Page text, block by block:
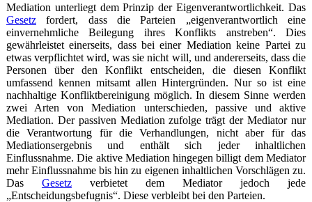
Mediation unterliegt dem Prinzip der Eigenverantwortlichkeit. Das
Gesetzfordert, dass die Parteien „eigenverantwortlich eine
einvernehmliche Beilegung ihres Konflikts anstreben“. Dies
gewährleistet einerseits, dass bei einer Mediation keine Partei zu
etwas verpflichtet wird, was sie nicht will, und andererseits, dass die
Personen über den Konflikt entscheiden, die diesen Konflikt
umfassend kennen mitsamt allen Hintergründen. Nur so ist eine
nachhaltige Konfliktbereinigung möglich. In diesem Sinne werden
zwei Arten von Mediation unterschieden, passive und aktive
Mediation. Der passiven Mediation zufolge trägt der Mediator nur
die Verantwortung für die Verhandlungen, nicht aber für das
Mediationsergebnis und enthält sich jeder inhaltlichen
Einflussnahme. Die aktive Mediation hingegen billigt dem Mediator
mehr Einflussnahme bis hin zu eigenen inhaltlichen Vorschlägen zu.
Das Gesetzverbietet dem Mediator jedoch jede
„Entscheidungsbefugnis“. Diese verbleibt bei den Parteien.